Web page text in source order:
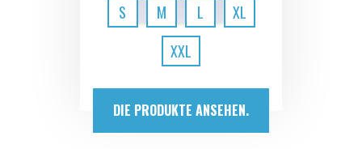
S
M L
XL
XXL
DIE PRODUKTE ANSEHEN.